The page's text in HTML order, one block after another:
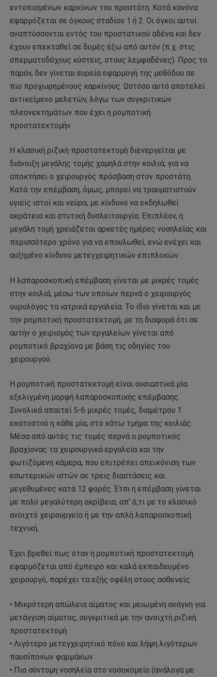
εντοπισμένων καρκίνων του προστάτη. Κατά κανόνα
εφαρμόζεται σε όγκους σταδίου 1 ή 2. Οι όγκοι αυτοί
αναπτύσσονται εντός του προστατικού αδένα και δεν
έχουν επεκταθεί σε δομές έξω από αυτόν (π.χ. στις
σπερματοδόχους κύστεις, στους λεμφαδένες). Προς το
παρόν, δεν γίνεται ευρεία εφαρμογή της μεθόδου σε
πιο προχωρημένους καρκίνους. Ωστόσο αυτό αποτελεί
αντικείμενο μελετών, λόγω των συγκριτικών
πλεονεκτημάτων που έχει η ρομποτική
προστατεκτομή».
Η κλασική ριζική προστατεκτομή διενεργείται με
διάνοιξη μεγάλης τομής χαμηλά στην κοιλιά, για να
αποκτήσει ο χειρουργός πρόσβαση στον προστάτη.
Κατά την επέμβαση, όμως, μπορεί να τραυματιστούν
υγιείς ιστοί και νεύρα, με κίνδυνο να εκδηλωθεί
ακράτεια και στυτική δυσλειτουργία. Επιπλέον, η
μεγάλη τομή χρειάζεται αρκετές ημέρες νοσηλείας και
περισσότερο χρόνο για να επουλωθεί, ενώ ενέχει και
αυξημένο κίνδυνο μετεγχειρητικών επιπλοκών.
Η λαπαροσκοπική επέμβαση γίνεται με μικρές τομές
στην κοιλιά, μέσω των οποίων περνά ο χειρουργός
ουρολόγος τα ιατρικά εργαλεία. Το ίδιο γίνεται και με
την ρομποτική προστατεκτομή, με τη διαφορά ότι σε
αυτήν ο χειρισμός των εργαλείων γίνεται από
ρομποτικό βραχίονα με βάση τις οδηγίες του
χειρουργού.
Η ρομποτική προστατεκτομή είναι ουσιαστικά μία
εξελιγμένη μορφή λαπαροσκοπικής επέμβασης.
Συνολικά απαιτεί 5-6 μικρές τομές, διαμέτρου 1
εκατοστού η κάθε μία, στο κάτω τμήμα της κοιλιάς.
Μέσα από αυτές τις τομές περνά ο ρομποτικός
βραχίονας τα χειρουργικά εργαλεία και την
φωτιζόμενη κάμερα, που επιτρέπει απεικόνιση των
εσωτερικών ιστών σε τρεις διαστάσεις και
μεγεθυμένες κατά 12 φορές. Έτσι η επέμβαση γίνεται
με πολύ μεγαλύτερη ακρίβεια, απ’ ό,τι με το κλασικό
ανοιχτό χειρουργείο ή με την απλή λαπαροσκοπική
τεχνική.
Έχει βρεθεί πως όταν η ρομποτική προστατεκτομή
εφαρμόζεται από έμπειρο και καλά εκπαιδευμένο
χειρουργό, παρέχει τα εξής οφέλη στους ασθενείς:
• Μικρότερη απώλεια αίματος και μειωμένη ανάγκη για
μετάγγιση αίματος, συγκριτικά με την ανοιχτή ριζική
προστατεκτομή
• Λιγότερο μετεγχειρητικό πόνο και λήψη λιγότερων
παυσίπονων φαρμάκων
• Πιο σύντομη νοσηλεία στο νοσοκομείο (ανάλογα με